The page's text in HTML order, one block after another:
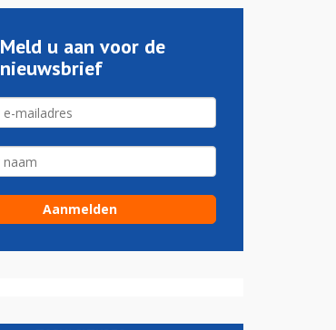
Meld u aan voor de
nieuwsbrief